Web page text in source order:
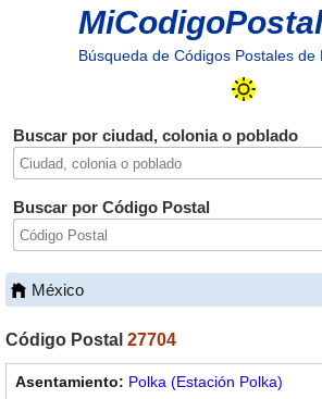
MiCodigoPostal
Búsqueda de Códigos Postales de
Buscar por ciudad, colonia o poblado
Buscar por Código Postal
México
Código Postal 27704
Polka (Estación Polka)